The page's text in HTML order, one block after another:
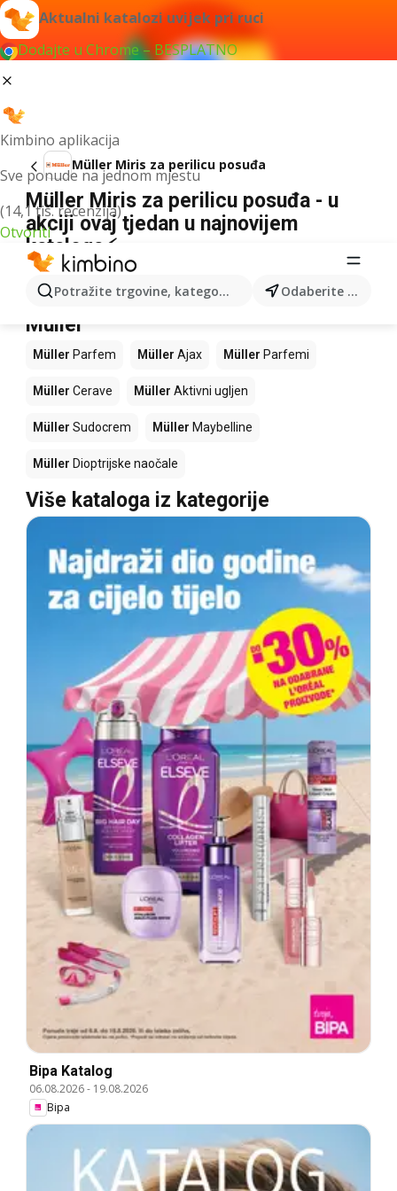
Aktualni katalozi uvijek pri ruci
Dodajte u Chrome – BESPLATNO
Kimbino aplikacija
Sve ponude na jednom mjestu
(14,1 tis. recenzija)
Otvoriti
Potražite trgovine, kategorije, proizvode... Odaberite grad
Müller Miris za perilicu posuđa
Müller Miris za perilicu posuđa - u
akciji ovaj tjedan u najnovijem
kataloga⚡
Nismo pronašli rezultate za taj izraz.
Slijedeći proizvodi u trgovinama
Müller
Müller Parfem Müller Ajax Müller Parfemi
Müller Cerave Müller Aktivni ugljen
Müller Sudocrem Müller Maybelline
Müller Dioptrijske naočale
Više kataloga iz kategorije
Bipa Katalog
06.08.2026- 19.08.2026
Bipa